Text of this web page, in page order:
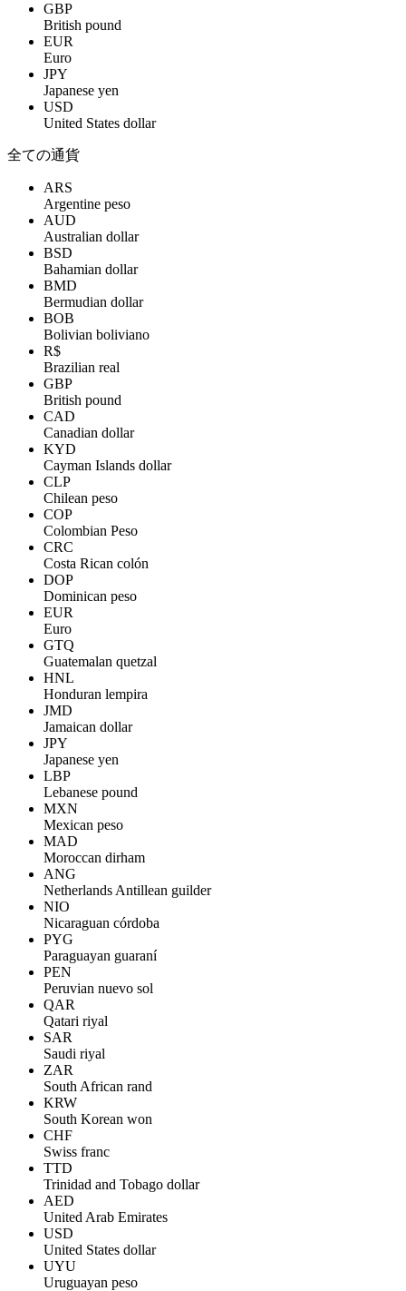
GBP
British pound
EUR
Euro
JPY
Japanese yen
USD
United States dollar
全ての通貨
ARS
Argentine peso
AUD
Australian dollar
BSD
Bahamian dollar
BMD
Bermudian dollar
BOB
Bolivian boliviano
R$
Brazilian real
GBP
British pound
CAD
Canadian dollar
KYD
Cayman Islands dollar
CLP
Chilean peso
COP
Colombian Peso
CRC
Costa Rican colón
DOP
Dominican peso
EUR
Euro
GTQ
Guatemalan quetzal
HNL
Honduran lempira
JMD
Jamaican dollar
JPY
Japanese yen
LBP
Lebanese pound
MXN
Mexican peso
MAD
Moroccan dirham
ANG
Netherlands Antillean guilder
NIO
Nicaraguan córdoba
PYG
Paraguayan guaraní
PEN
Peruvian nuevo sol
QAR
Qatari riyal
SAR
Saudi riyal
ZAR
South African rand
KRW
South Korean won
CHF
Swiss franc
TTD
Trinidad and Tobago dollar
AED
United Arab Emirates
USD
United States dollar
UYU
Uruguayan peso